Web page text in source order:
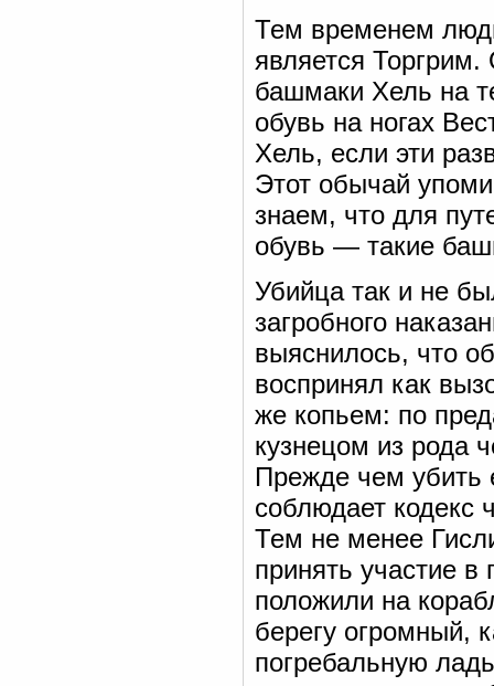
Тем временем
является
башмаки Хель на
обувь на ногах
Хель, если эти
Этот обычай
знаем, что для
обувь — такие
Убийца так и не
загробного
выяснилось, что
воспринял как
же копьем: по
кузнецом из рода
Прежде чем убить
соблюдает кодекс
Тем не менее
принять участие
положили на
берегу огромный,
погребальную